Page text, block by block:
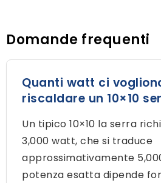
Domande frequenti
Quanti watt ci
riscaldare un 10×10
Un tipico 10×10 la serra
3,000 watt, che si traduce
approssimativamente 5,000
potenza esatta dipende